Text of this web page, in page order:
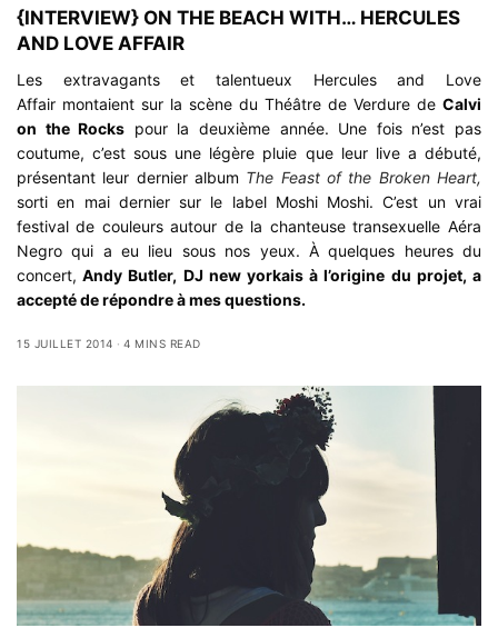
{INTERVIEW} ON THE BEACH WITH… HERCULES
AND LOVE AFFAIR
Les extravagants et talentueux Hercules and Love
Affair montaient sur la scène du Théâtre de Verdure de Calvi
on the Rocks pour la deuxième année. Une fois n’est pas
coutume, c’est sous une légère pluie que leur live a débuté,
présentant leur dernier album The Feast of the Broken Heart,
sorti en mai dernier sur le label Moshi Moshi. C’est un vrai
festival de couleurs autour de la chanteuse transexuelle Aéra
Negro qui a eu lieu sous nos yeux. À quelques heures du
concert, Andy Butler, DJ new yorkais à l’origine du projet, a
accepté de répondre à mes questions.
15 JUILLET 2014 4 MINS READ